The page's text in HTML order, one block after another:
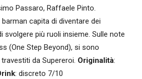
Passaro, Raffaele Pinto.
capita di diventare dei
svolgere più ruoli insieme. Sulle note
(One Step Beyond), si sono
da Supereroi. Originalità:
: discreto 7/10